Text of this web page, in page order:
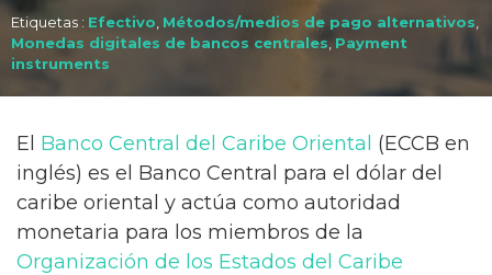
Etiquetas : Efectivo Métodos/medios de pago alternativos
Monedas digitales de bancos centrales, Payment
instruments
El Banco Central del Caribe Oriental (ECCB en
inglés) es el Banco Central para el dólar del
caribe oriental y actúa como autoridad
monetaria para los miembros de la
Organización de los Estados del Caribe